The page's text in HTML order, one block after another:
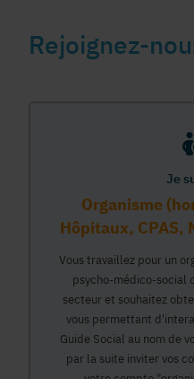
Rejoignez-
Je
Organisme
Hôpitaux, CPAS,
Vous travaillez pour un
psycho-médico-social
secteur et souhaitez
vous permettant
Guide Social au nom de
par la suite inviter vos